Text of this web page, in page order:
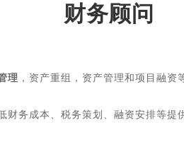
财务顾问
理 ，资产重组，资产管理和项目融资
务成本、税务策划、融资安排等提